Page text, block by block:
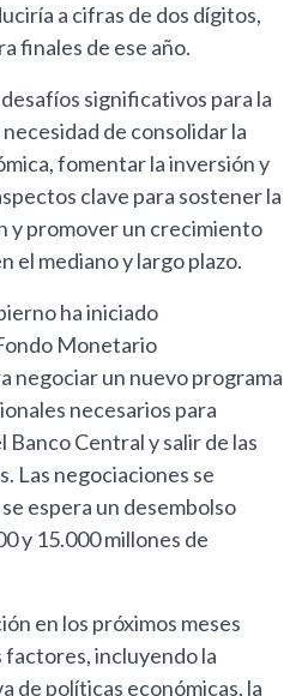
a cifras de dos dígitos,
finales de ese año.
significativos para la
de consolidar la
fomentar la inversión y
clave para sostener la
y promover un crecimiento
el mediano y largo plazo.
ha iniciado
Monetario
negociar un nuevo programa
necesarios para
Central y salir de las
Las negociaciones se
espera un desembolso
y 15.000 millones de
en los próximos meses
incluyendo la
de políticas económicas, la